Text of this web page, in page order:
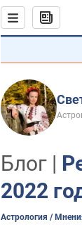
Блог |
2022
Астрология /